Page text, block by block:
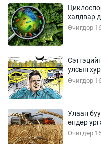
халдвар
Өчигдөр
улсын
Өчигдөр
Улаан
өндөр
Өчигдөр